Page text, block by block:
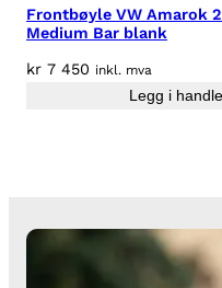
k
a
n
Frontbøyle VW Amarok
Medium Bar blank
kr 7 450 inkl. mva
Legg i